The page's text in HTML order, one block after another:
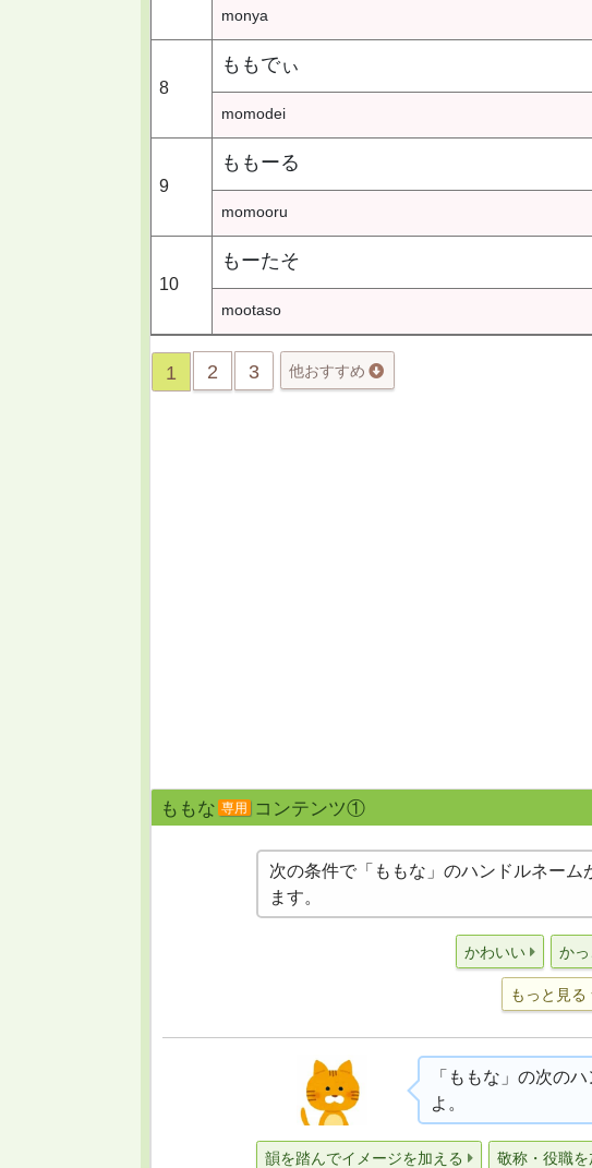
monya
8
ももでぃ
momodei
9
ももーる
momooru
10
もーたそ
mootaso
1 2 3 他おすすめ
ももな 専用 コンテンツ①
次の条件で「ももな」のハンドルネーム
ます。
かわいい か
もっと見る
「ももな」の次の
よ。
韻を踏んでイメージを加える 敬称・役職を